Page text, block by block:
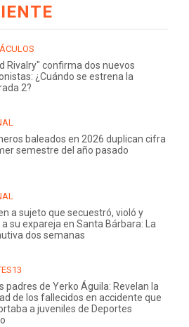
Rivalry" confirma dos nuevos
¿Cuándo se estrena la
2?
baleados en 2026 duplican cifra
semestre del año pasado
a sujeto que secuestró, violó y
su expareja en Santa Bárbara: La
dos semanas
padres de Yerko Águila: Revelan la
de los fallecidos en accidente que
a juveniles de Deportes